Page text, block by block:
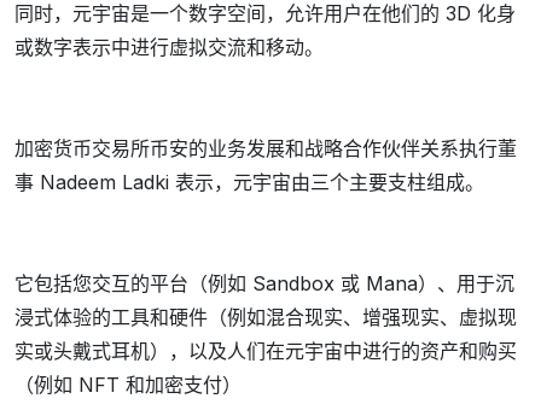
同时，元宇宙是一个数字空间，允许用户在他们的 3D 化身
或数字表示中进行虚拟交流和移动。
加密货币交易所币安的业务发展和战略合作伙伴关系执行董
事 Nadeem Ladki 表示，元宇宙由三个主要支柱组成。
它包括您交互的平台（例如 Sandbox 或 Mana）、用于沉
浸式体验的工具和硬件（例如混合现实、增强现实、虚拟现
实或头戴式耳机），以及人们在元宇宙中进行的资产和购买
（例如 NFT 和加密支付）